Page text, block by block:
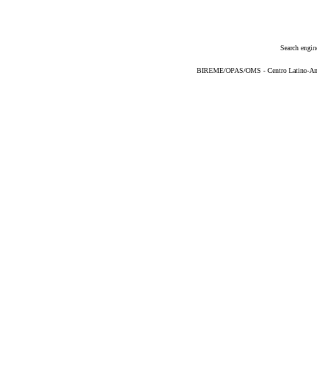
Search
BIREME/OPAS/OMS - Centro Latino-